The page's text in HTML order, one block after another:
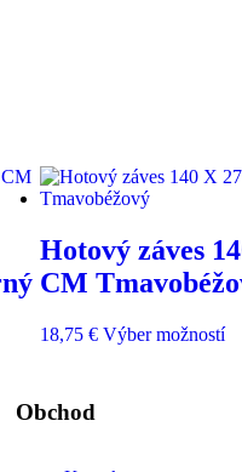
Hotový záves
CM
18,75 € Výber možností
Obchod